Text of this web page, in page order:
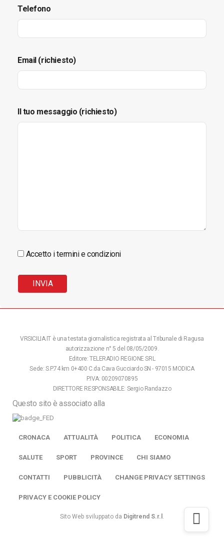
Telefono
Email (richiesto)
Il tuo messaggio (richiesto)
Accetto i termini e condizioni
VRSICILIA.IT è una testata giornalistica registrata al Tribunale di Ragusa
autorizzazione n° 5 del 08/05/2009.
Editore: TELERADIO REGIONE SRL
Sede: S.P.74 km 0+400 C.da Cava Gucciardo SN - 97015 MODICA
P.IVA: 00209070895
DIRETTORE RESPONSABILE: Sergio Randazzo
Questo sito è associato alla
CRONACA ATTUALITÀ POLITICA ECONOMIA
SALUTE SPORT PROVINCE CHI SIAMO
CONTATTI PUBBLICITÀ CHANGE PRIVACY SETTINGS
PRIVACY E COOKIE POLICY
Sito Web sviluppato da Digitrend S.r.l .